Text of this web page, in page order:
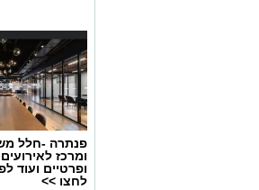
פנתרה -חלל
ומרכז
ופרטיים ועוד
לחצו >>